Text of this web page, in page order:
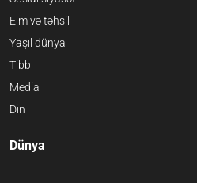
Elm və təhsil
Yaşıl dünya
Tibb
Media
Din
Dünya